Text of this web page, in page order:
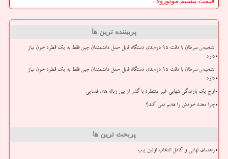
پربیننده ترین ها
تشخیص سرطان با دقت ۹۵ درصدی دستگاه قابل حمل دانشمندان چین فقط به یک قطره خون نیاز
دارد
تشخیص سرطان با دقت ۹۵ درصدی دستگاه قابل حمل دانشمندان چین فقط به یک قطره خون نیاز
دارد
اوج یک بارندگی شهابی غیر منتظره با گذر از بین زباله های فضایی
چرا معده خودش را هضم نمی کند؟
پربحث ترین ها
راهنمای نهایی و کامل انتخاب اولین پیپ